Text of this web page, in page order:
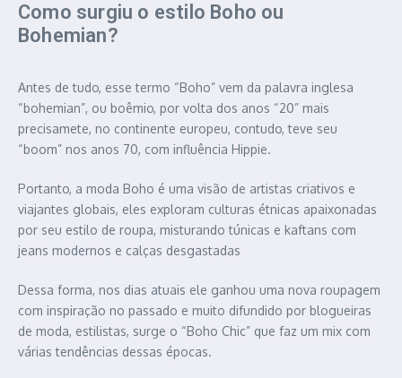
Como surgiu o estilo Boho ou
Bohemian?
Antes de tudo, esse termo “Boho” vem da palavra inglesa
“bohemian”, ou boêmio, por volta dos anos “20” mais
precisamete, no continente europeu, contudo, teve seu
“boom” nos anos 70, com influência Hippie.
Portanto, a moda Boho é uma visão de artistas criativos e
viajantes globais, eles exploram culturas étnicas apaixonadas
por seu estilo de roupa, misturando túnicas e kaftans com
jeans modernos e calças desgastadas
Dessa forma, nos dias atuais ele ganhou uma nova roupagem
com inspiração no passado e muito difundido por blogueiras
de moda, estilistas, surge o “Boho Chic” que faz um mix com
várias tendências dessas épocas.